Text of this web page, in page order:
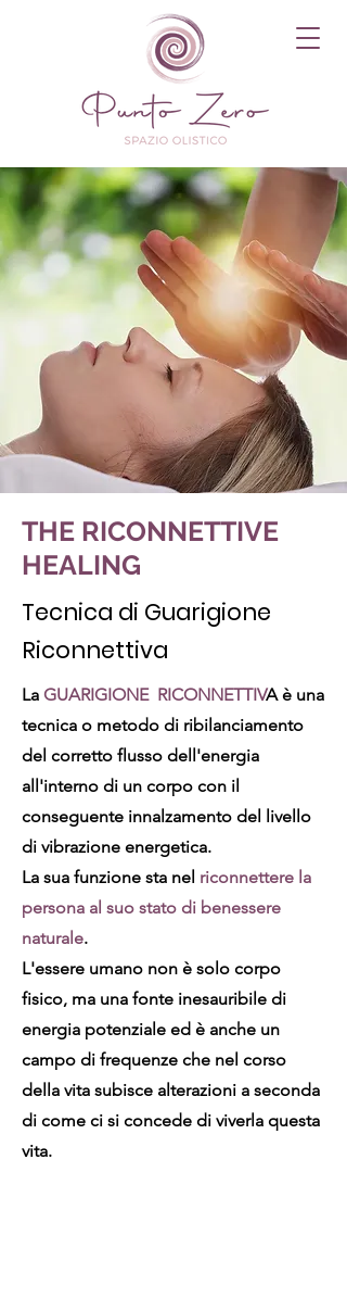
THE RICONNETTIVE
HEALING
Tecnica di Guarigione
Riconnettiva
La GUARIGIONE RICONNETTIVA è una
tecnica o metodo di ribilanciamento
del corretto flusso dell'energia
all'interno di un corpo con il
conseguente innalzamento del livello
di vibrazione energetica.
La sua funzione sta nel riconnettere la
persona al suo stato di benessere
naturale.
L'essere umano non è solo corpo
fisico, ma una fonte inesauribile di
energia potenziale ed è anche un
campo di frequenze che nel corso
della vita subisce alterazioni a seconda
di come ci si concede di viverla questa
vita.